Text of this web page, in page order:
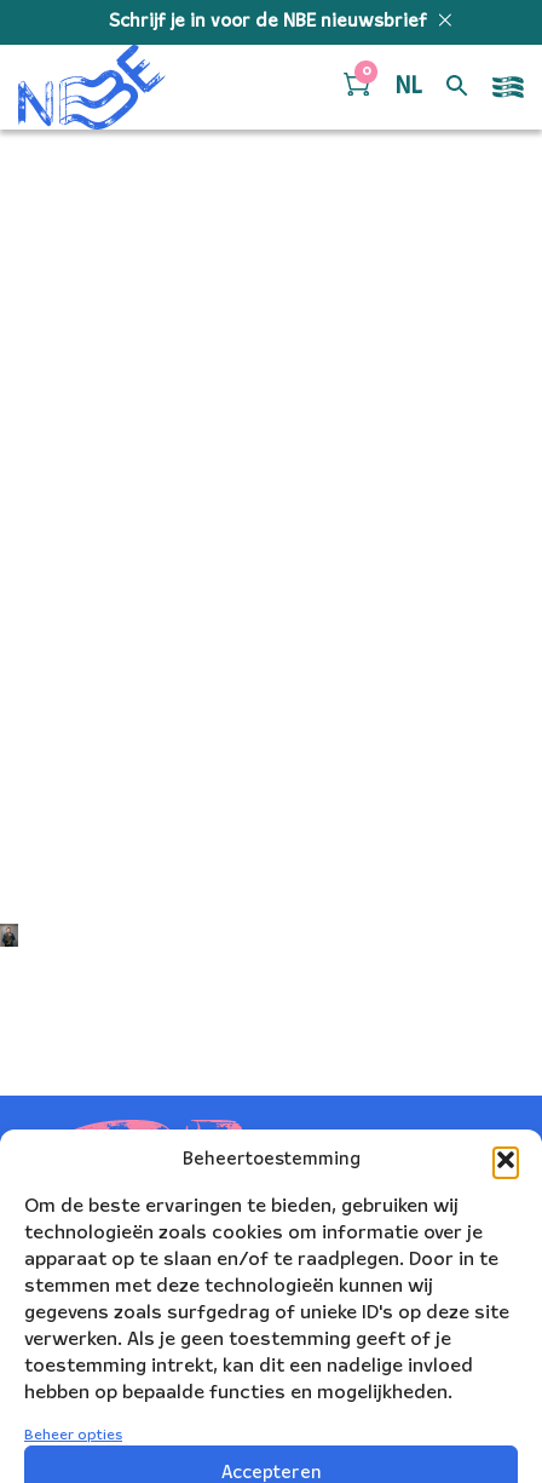
Beheertoestemming
Om de beste ervaringen te bieden, gebruiken wij
technologieën zoals cookies om informatie over je
apparaat op te slaan en/of te raadplegen. Door in te
stemmen met deze technologieën kunnen wij
gegevens zoals surfgedrag of unieke ID's op deze site
verwerken. Als je geen toestemming geeft of je
toestemming intrekt, kan dit een nadelige invloed
hebben op bepaalde functies en mogelijkheden.
Beheer opties
Accepteren
Schrijf je in voor de NBE nieuwsbrief
0
NL
Korte Leidsedwarsstraat 12